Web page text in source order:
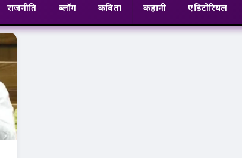
राजनीति ब्लॉग कविता कहानी एडिटोरियल